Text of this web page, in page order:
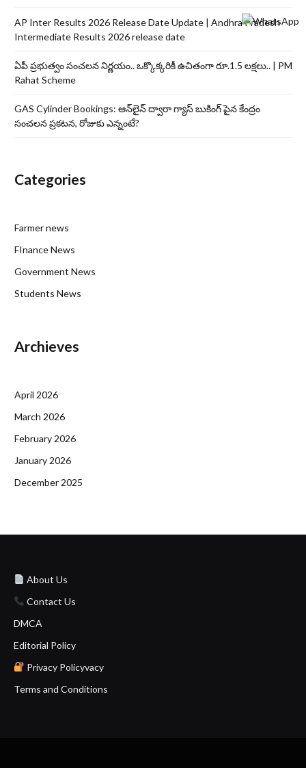
AP Inter Results 2026 Release Date Update | Andhra Pradesh
Intermediate Results 2026 release date
ఏపీ ప్రభుత్వం సంచలన నిర్ణయం.. ఒక్కొక్కరికీ ఉచితంగా రూ.1.5 లక్షలు.. | PM
Rahat Scheme
GAS Cylinder Bookings: ఆన్‌లైన్‌ ద్వారా గ్యాస్ బుకింగ్ పైన కేంద్రం
సంచలన ప్రకటన, రోజుకు ఎన్నంటే?
Categories
Farmer news
FInance News
Government News
Students News
Archieves
April 2026
March 2026
February 2026
January 2026
December 2025
About Us
Contact Us
DMCA
Editorial Policy
Privacy Policyvacy
Terms and Conditions